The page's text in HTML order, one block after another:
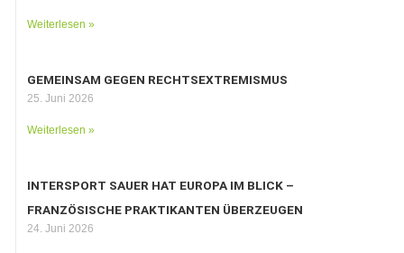
Weiterlesen »
GEMEINSAM GEGEN RECHTSEXTREMISMUS
25. Juni 2026
Weiterlesen »
INTERSPORT SAUER HAT EUROPA IM BLICK –
FRANZÖSISCHE PRAKTIKANTEN ÜBERZEUGEN
24. Juni 2026